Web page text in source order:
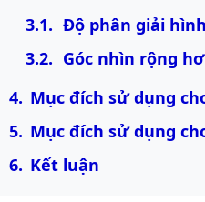
Độ phân giải
Góc nhìn rộng
Mục đích sử dụng
Mục đích sử dụng
Kết luận